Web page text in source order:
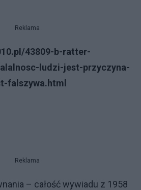
Reklama
43809-b-ratter-
ludzi-jest-przyczyna-
falszywa.html
Reklama
– całość wywiadu z 1958